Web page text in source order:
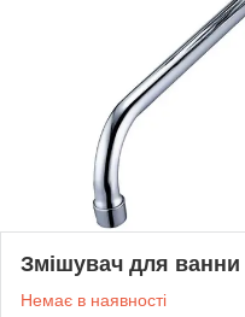
Змішувач для
Немає в наявності